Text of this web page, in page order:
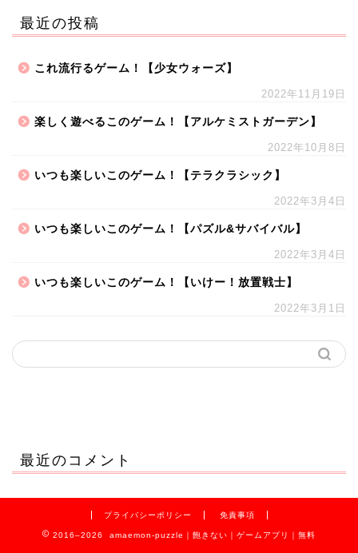
最近の投稿
これ流行るゲーム！【少女ウォーズ】
2022年11月19日
楽しく遊べるこのゲーム！【アルケミストガーデン】
2022年10月8日
いつも楽しいこのゲーム！【テラクラシック】
2022年3月4日
いつも楽しいこのゲーム！【パズル&サバイバル】
2022年3月4日
いつも楽しいこのゲーム！【いけー！放置戦士】
2022年3月1日
最近のコメント
プライバシーポリシー 免責事項
2016–2026 amaemon-puzzle｜飽きない｜ゲームアプリ｜無料